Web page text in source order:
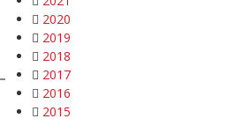
2020
2019
2018
2017
2016
2015